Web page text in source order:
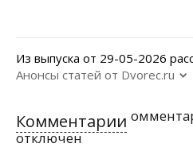
Из выпуска от 29-05-2026
Анонсы статей от Dvorec.ru
Комментарии
отключен